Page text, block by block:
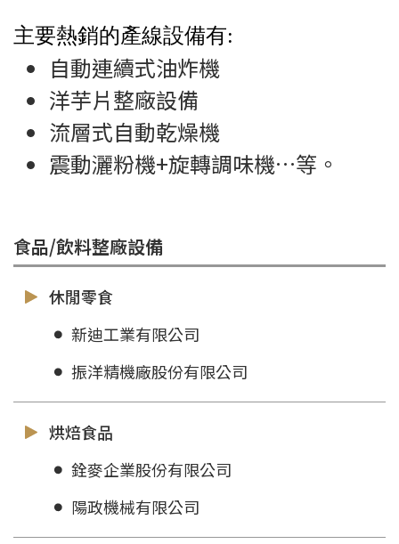
主要熱銷的產線設備有:
自動連續式油炸機
洋芋片整廠設備
流層式自動乾燥機
震動灑粉機+旋轉調味機…等。
食品/飲料整廠設備
休閒零食
新迪工業有限公司
振洋精機廠股份有限公司
烘焙食品
銓麥企業股份有限公司
陽政機械有限公司